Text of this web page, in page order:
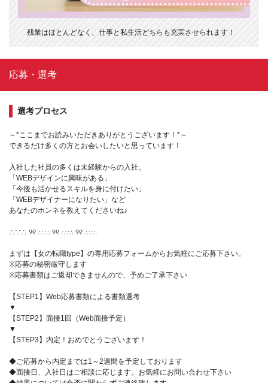
残業はほとんどなく、仕事と私生活どちらも充実させられます！
応募・選考
選考プロセス
～*ここまでお読みいただきありがとうございます！*～
できるだけ多くの方とお会いしたいと思っています！
入社した社員の多くは未経験からの入社。
「WEBデザインに興味がある」
「今後も活かせるスキルを身に付けたい」
「WEBデザイナーになりたい」など
あなたのホンネを教えてくださいね♪
∴∵∴ ୨୧ ∴∵∴ ୨୧ ∴∵∴ ୨୧ ∴∵∴
まずは【女の転職type】の専用応募フォームからお気軽にご応募下さい。
※応募の秘密厳守します
※応募書類はご返却できませんので、予めご了承下さい
【STEP1】Web応募書類による書類選考
▼
【STEP2】面接1回（Web面接予定）
▼
【STEP3】内定！おめでとうございます！
◆ご応募から内定までは1～2週間を予定しております
◆面接日、入社日はご相談に応じます。お気軽にお問い合わせ下さい